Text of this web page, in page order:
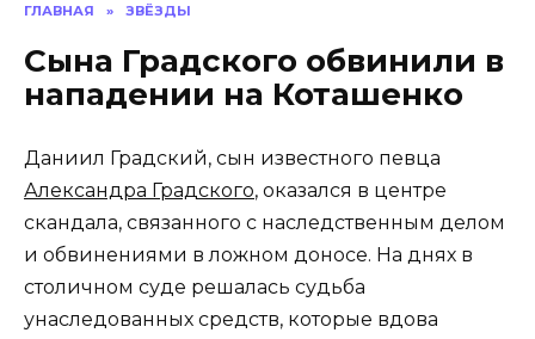
ГЛАВНАЯ » ЗВЁЗДЫ
Сына Градского обвинили в
нападении на Коташенко
Даниил Градский, сын известного певца
Александра Градского, оказался в центре
скандала, связанного с наследственным делом
и обвинениями в ложном доносе. На днях в
столичном суде решалась судьба
унаследованных средств, которые вдова